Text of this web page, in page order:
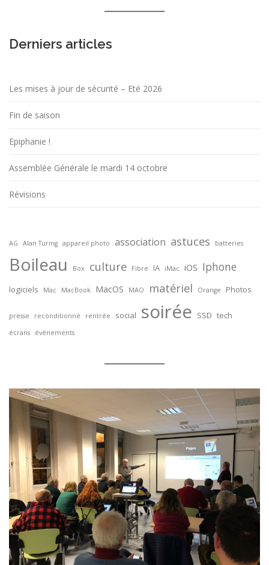
Derniers articles
Les mises à jour de sécurité – Eté 2026
Fin de saison
Epiphanie !
Assemblée Générale le mardi 14 octobre
Révisions
AG Alan Turing appareil photo association astuces batteries
Boileau Box culture Fibre IA iMac iOS Iphone
logiciels Mac MacBook MacOS MAO matériel Orange Photos
presse reconditionné rentrée social soirée SSD tech
écrans évènements